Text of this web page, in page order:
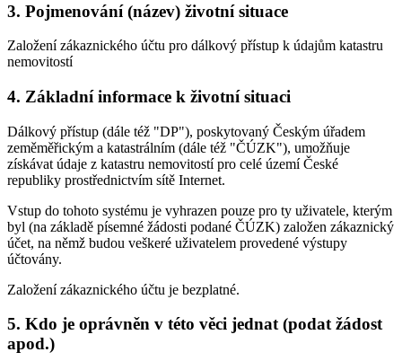
3. Pojmenování (název) životní situace
Založení zákaznického účtu pro dálkový přístup k údajům katastru
nemovitostí
4. Základní informace k životní situaci
Dálkový přístup (dále též "DP"), poskytovaný Českým úřadem
zeměměřickým a katastrálním (dále též "ČÚZK"), umožňuje
získávat údaje z katastru nemovitostí pro celé území České
republiky prostřednictvím sítě Internet.
Vstup do tohoto systému je vyhrazen pouze pro ty uživatele, kterým
byl (na základě písemné žádosti podané ČÚZK) založen zákaznický
účet, na němž budou veškeré uživatelem provedené výstupy
účtovány.
Založení zákaznického účtu je bezplatné.
5. Kdo je oprávněn v této věci jednat (podat žádost
apod.)